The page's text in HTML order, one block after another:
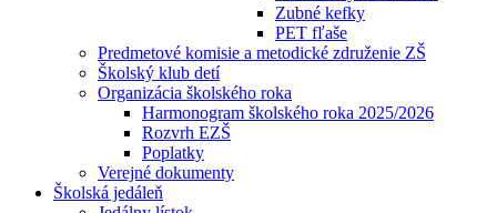
Zubné kefky
PET fľaše
Predmetové komisie a metodické združenie ZŠ
Školský klub detí
Organizácia školského roka
Harmonogram školského roka 2025/2026
Rozvrh EZŠ
Poplatky
Verejné dokumenty
Školská jedáleň